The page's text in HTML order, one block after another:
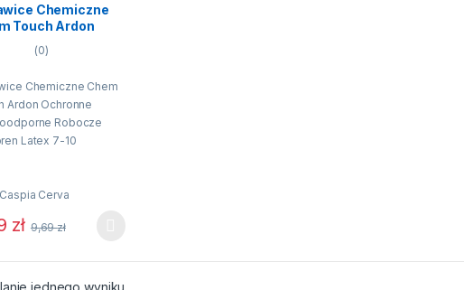
Chemiczne
Touch Ardon
(0)
Chemiczne Chem
Ardon Ochronne
Robocze
Latex 7-10
normy BHP:
–
(2110x) –
Cerva
zł 9,69zł
ma wiele wariantów. Opcje można wybrać na stronie produktu
jednego wyniku